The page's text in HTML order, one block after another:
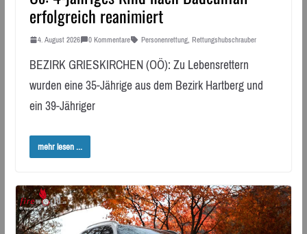
erfolgreich reanimiert
4. August 2026 0 Kommentare Personenrettung, Rettungshubschrauber
BEZIRK GRIESKIRCHEN (OÖ): Zu Lebensrettern
wurden eine 35-Jährige aus dem Bezirk Hartberg und
ein 39-Jähriger
mehr lesen ...